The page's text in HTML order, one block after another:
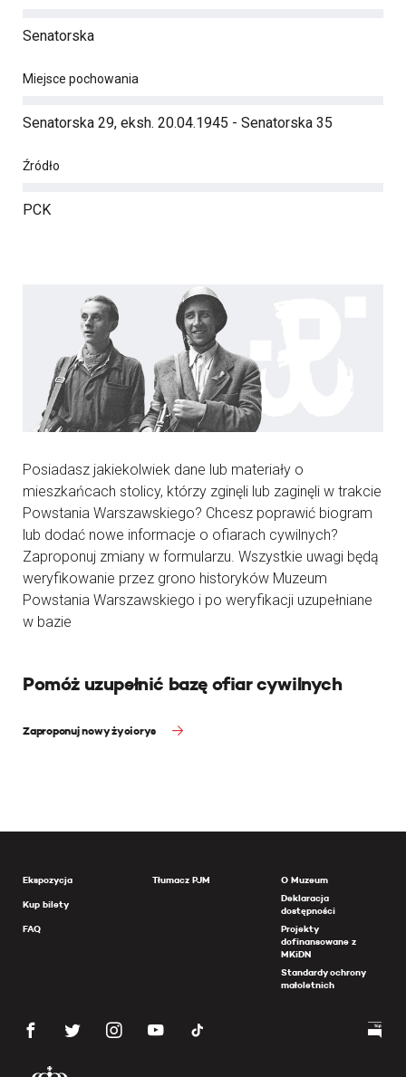
Senatorska
Miejsce pochowania
Senatorska 29, eksh. 20.04.1945 - Senatorska 35
Źródło
PCK
Posiadasz jakiekolwiek dane lub materiały o
mieszkańcach stolicy, którzy zginęli lub zaginęli w trakcie
Powstania Warszawskiego? Chcesz poprawić biogram
lub dodać nowe informacje o ofiarach cywilnych?
Zaproponuj zmiany w formularzu. Wszystkie uwagi będą
weryfikowanie przez grono historyków Muzeum
Powstania Warszawskiego i po weryfikacji uzupełniane
w bazie
Pomóż uzupełnić bazę ofiar cywilnych
Zaproponuj nowy życiorys
Ekspozycja
Kup bilety
FAQ
Tłumacz PJM
O Muzeum
Deklaracja
dostępności
Projekty
dofinansowane z
MKiDN
Standardy ochrony
małoletnich